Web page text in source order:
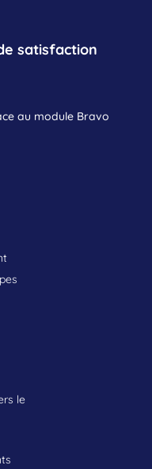
satisfaction
au module Bravo
le